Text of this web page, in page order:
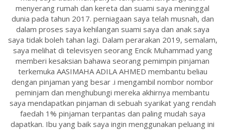
menyerang rumah dan kereta dan suami saya meninggal
dunia pada tahun 2017. perniagaan saya telah musnah, dan
dalam proses saya kehilangan suami saya dan anak saya
saya tidak boleh tahan lagi. Dalam perarakan 2019, semalam,
saya melihat di televisyen seorang Encik Muhammad yang
memberi kesaksian bahawa seorang pemimpin pinjaman
terkemuka AASIMAHA ADILA AHMED membantu beliau
dengan pinjaman yang besar .i mengambil nombor nombor
peminjam dan menghubungi mereka akhirnya membantu
saya mendapatkan pinjaman di sebuah syarikat yang rendah
faedah 1% pinjaman terpantas dan paling mudah saya
dapatkan. Ibu yang baik saya ingin menggunakan peluang ini